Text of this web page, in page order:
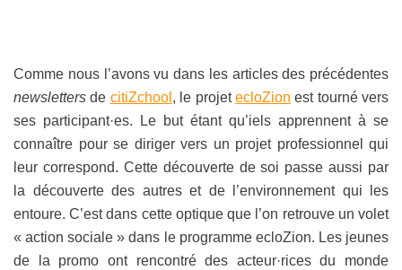
Comme nous l’avons vu dans les articles des précédentes
newsletters de citiZchool , le projetecloZion est tourné vers
ses participant·es. Le but étant qu’iels apprennent à se
connaître pour se diriger vers un projet professionnel qui
leur correspond. Cette découverte de soi passe aussi par
la découverte des autres et de l’environnement qui les
entoure. C’est dans cette optique que l’on retrouve un volet
« action sociale » dans le programme ecloZion. Les jeunes
de la promo ont rencontré des acteur·rices du monde